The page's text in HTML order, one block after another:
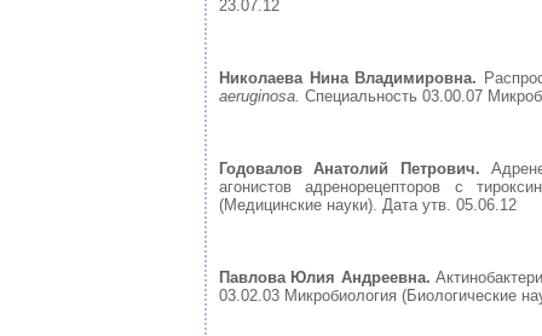
23.07.12
Николаева Нина Владимировна.
aeruginosa. Специальность 03.00.07
Годовалов Анатолий Петрович.
агонистов адренорецепторов с
(Медицинские науки). Дата утв. 05.06.12
Павлова Юлия Андреевна.
03.02.03 Микробиология (Биологические